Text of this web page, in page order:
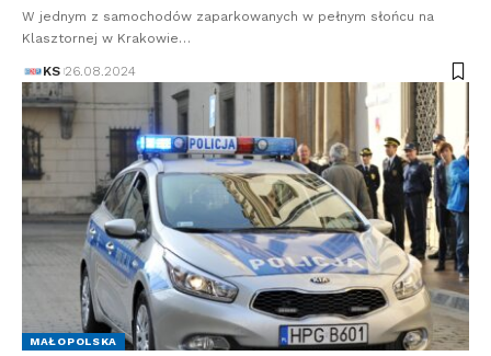
W jednym z samochodów zaparkowanych w pełnym słońcu na
Klasztornej w Krakowie…
KS 26.08.2024
MAŁOPOLSKA